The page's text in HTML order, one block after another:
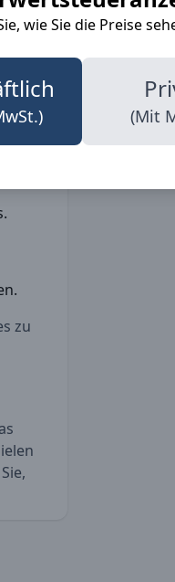
wie Sie die Preise
(Mit
in
gut
zu